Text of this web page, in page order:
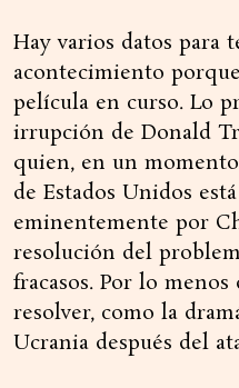
Hay varios datos para
acontecimiento
película en curso. Lo
irrupción de Donald
quien, en un
de Estados Unidos
eminentemente por
resolución del
fracasos. Por lo
resolver, como la
Ucrania después del